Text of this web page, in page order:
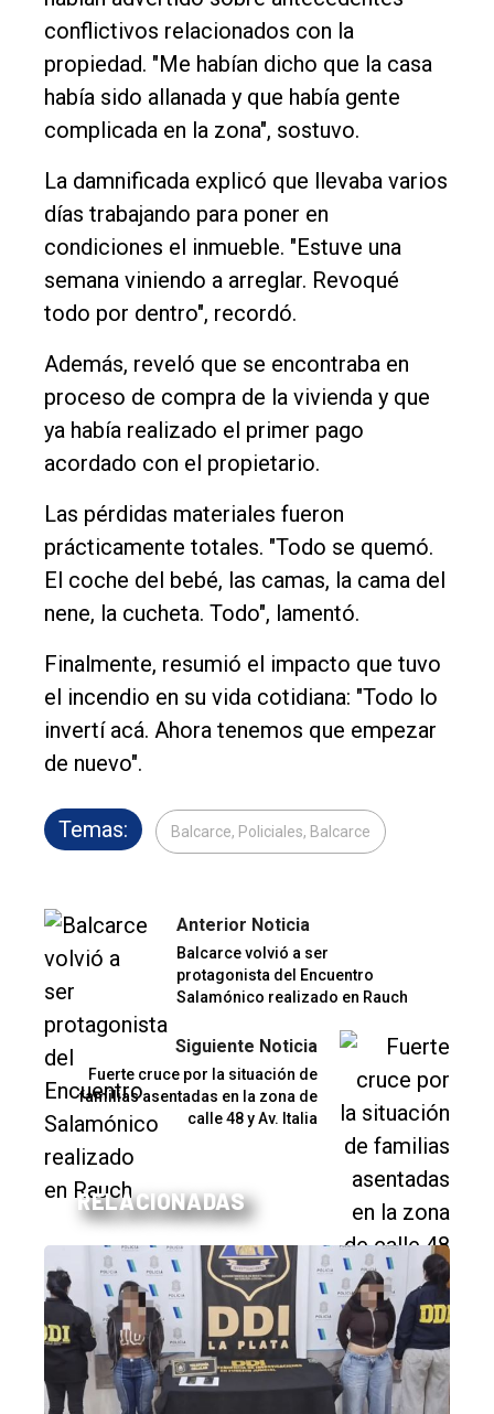
conflictivos relacionados con la
propiedad. "Me habían dicho que la casa
había sido allanada y que había gente
complicada en la zona", sostuvo.
La damnificada explicó que llevaba varios
días trabajando para poner en
condiciones el inmueble. "Estuve una
semana viniendo a arreglar. Revoqué
todo por dentro", recordó.
Además, reveló que se encontraba en
proceso de compra de la vivienda y que
ya había realizado el primer pago
acordado con el propietario.
Las pérdidas materiales fueron
prácticamente totales. "Todo se quemó.
El coche del bebé, las camas, la cama del
nene, la cucheta. Todo", lamentó.
Finalmente, resumió el impacto que tuvo
el incendio en su vida cotidiana: "Todo lo
invertí acá. Ahora tenemos que empezar
de nuevo".
Temas: Balcarce, Policiales, Balcarce
Anterior Noticia
Balcarce volvió a ser
protagonista del Encuentro
Salamónico realizado en Rauch
Siguiente Noticia
Fuerte cruce por la situación de
familias asentadas en la zona de
calle 48 y Av. Italia
RELACIONADAS